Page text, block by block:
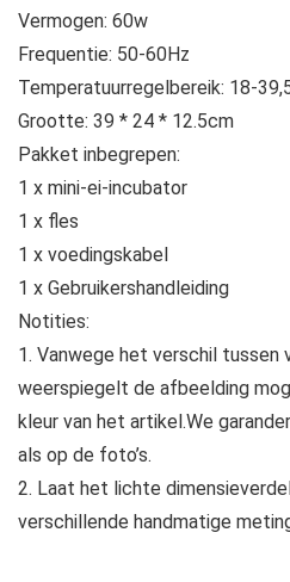
Vermogen: 60w
Frequentie: 50-60Hz
Temperatuurregelbereik: 18-
Grootte: 39 * 24 * 12.5cm
Pakket inbegrepen:
1 x mini-ei-incubator
1 x fles
1 x voedingskabel
1 x Gebruikershandleiding
Notities:
1. Vanwege het verschil tussen
weerspiegelt de afbeelding
kleur van het artikel.We
als op de foto’s.
2. Laat het lichte
verschillende handmatige